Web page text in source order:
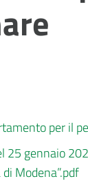
per il
25 gennaio
Modena”.pdf